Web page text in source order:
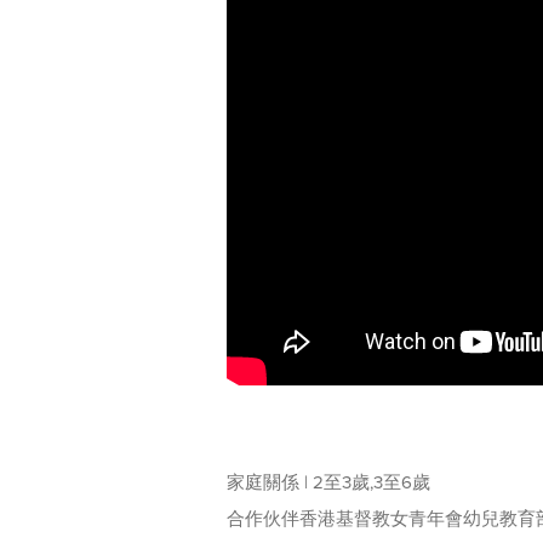
家庭關係 | 2至3歲,3至6歲
合作伙伴香港基督教女青年會幼兒教育